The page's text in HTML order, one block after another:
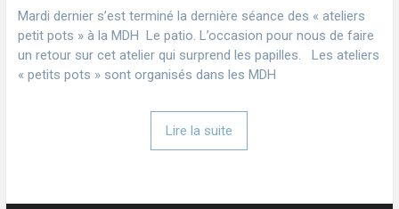
Mardi dernier s’est terminé la dernière séance des « ateliers
petit pots » à la MDH Le patio. L’occasion pour nous de faire
un retour sur cet atelier qui surprend les papilles. Les ateliers
« petits pots » sont organisés dans les MDH
Lire la suite